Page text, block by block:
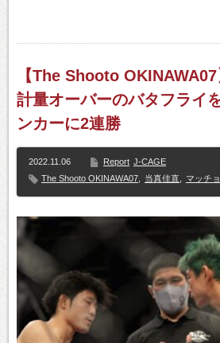
【The Shooto
計量オーバーのバタフライ
ンカーに2連勝
2022.11.06 Report J-CAGE
The Shooto OKINAWA07
当真佳直 マッチ